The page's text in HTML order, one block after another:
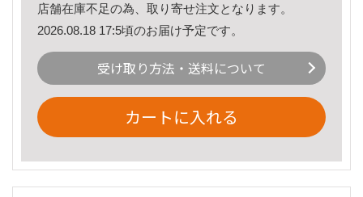
店舗在庫不足の為、取り寄せ注文となります。
2026.08.18 17:5頃のお届け予定です。
受け取り方法・送料について
カートに入れる